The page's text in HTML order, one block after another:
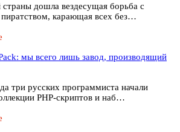
дошла вездесущая борьба с
карающая всех без…
мы всего лишь завод, производящий
три русских программиста начали
PHP-скриптов и наб…